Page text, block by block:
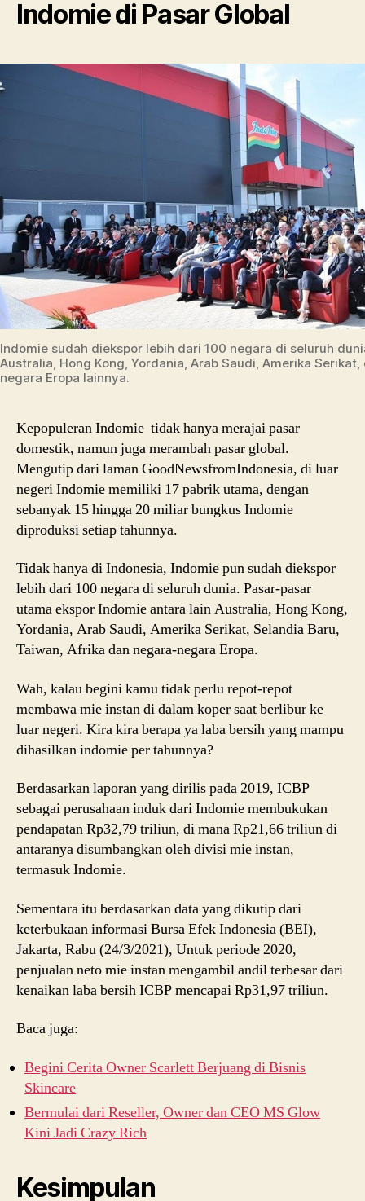
Indomie di Pasar Global
Indomie sudah diekspor lebih dari 100 negara di seluruh
Australia, Hong Kong, Yordania, Arab Saudi, Amerika
negara Eropa lainnya.
Kepopuleran Indomie tidak hanya merajai pasar
domestik, namun juga merambah pasar global.
Mengutip dari laman GoodNewsfromIndonesia, di luar
negeri Indomie memiliki 17 pabrik utama, dengan
sebanyak 15 hingga 20 miliar bungkus Indomie
diproduksi setiap tahunnya.
Tidak hanya di Indonesia, Indomie pun sudah diekspor
lebih dari 100 negara di seluruh dunia. Pasar-pasar
utama ekspor Indomie antara lain Australia, Hong Kong,
Yordania, Arab Saudi, Amerika Serikat, Selandia Baru,
Taiwan, Afrika dan negara-negara Eropa.
Wah, kalau begini kamu tidak perlu repot-repot
membawa mie instan di dalam koper saat berlibur ke
luar negeri. Kira kira berapa ya laba bersih yang mampu
dihasilkan indomie per tahunnya?
Berdasarkan laporan yang dirilis pada 2019, ICBP
sebagai perusahaan induk dari Indomie membukukan
pendapatan Rp32,79 triliun, di mana Rp21,66 triliun di
antaranya disumbangkan oleh divisi mie instan,
termasuk Indomie.
Sementara itu berdasarkan data yang dikutip dari
keterbukaan informasi Bursa Efek Indonesia (BEI),
Jakarta, Rabu (24/3/2021), Untuk periode 2020,
penjualan neto mie instan mengambil andil terbesar dari
kenaikan laba bersih ICBP mencapai Rp31,97 triliun.
Baca juga:
Begini Cerita Owner Scarlett Berjuang di Bisnis
Skincare
Bermulai dari Reseller, Owner dan CEO MS Glow
Kini Jadi Crazy Rich
Kesimpulan